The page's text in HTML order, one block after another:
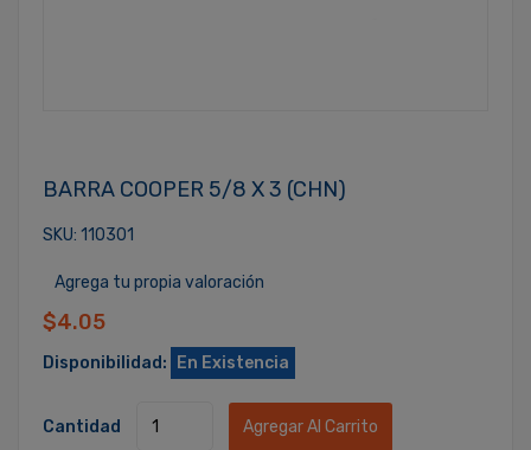
BARRA COOPER 5/8 X 3 (CHN)
SKU: 110301
Agrega tu propia valoración
$4.05
Disponibilidad: En Existencia
Cantidad Agregar Al Carrito